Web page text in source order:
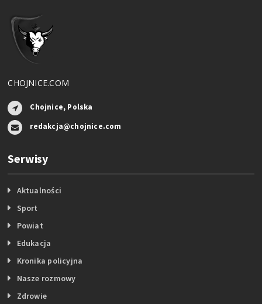
CHOJNICE.COM
Chojnice, Polska
redakcja@chojnice.com
Serwisy
Aktualności
Sport
Powiat
Edukacja
Kronika policyjna
Nasze rozmowy
Zdrowie